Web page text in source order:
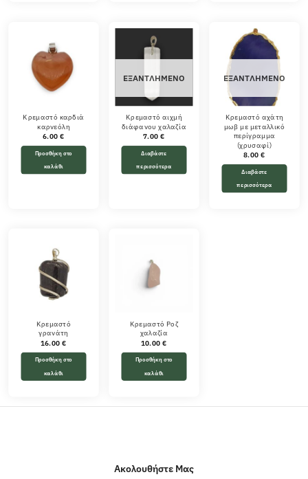
Κρεμαστό καρδιά
καρνεόλη
6.00 €
Προσθήκη στο
καλάθι
ΕΞΑΝΤΛΗΜΈΝΟ
Κρεμαστό αιχμή
διάφανου χαλαζία
7.00 €
Διαβάστε
περισσότερα
ΕΞΑΝΤΛΗΜΈΝΟ
Κρεμαστό αχάτη
μωβ με μεταλλικό
περίγραμμα
(χρυσαφί)
8.00 €
Διαβάστε
περισσότερα
Κρεμαστό
γρανάτη
16.00€
Προσθήκη στο
καλάθι
Κρεμαστό Ροζ
χαλαζία
10.00€
Προσθήκη στο
καλάθι
Ακολουθήστε Μας